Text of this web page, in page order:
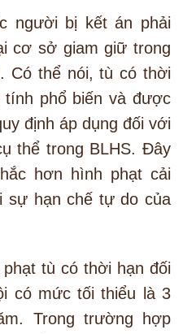
người bị kết án phải
cơ sở giam giữ trong
Có thể nói, tù có thời
tính phổ biến và được
định áp dụng đối với
thể trong BLHS. Đây
hơn hình phạt cải
sự hạn chế tự do của
tù có thời hạn đối
có mức tối thiểu là 3
Trong trường hợp